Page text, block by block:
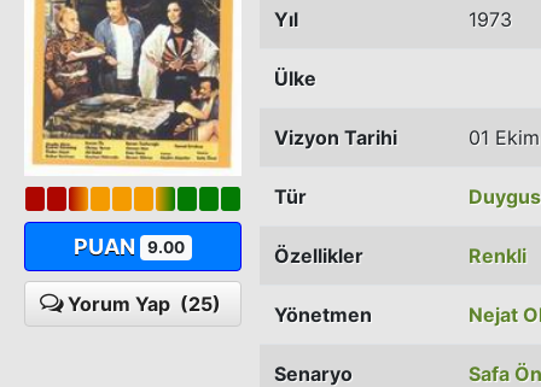
PUAN 9.00
Yorum Yap (25)
Yıl 1973
Ülke
Vizyon Tarihi 01
Tür
Özellikler Renkli
Yönetmen Nejat
Senaryo Safa